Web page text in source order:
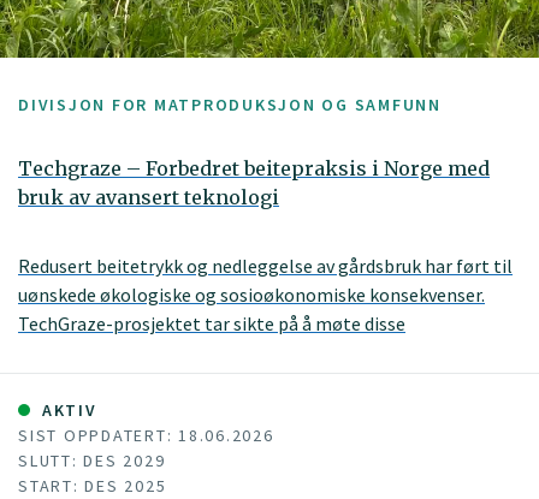
DIVISJON FOR MATPRODUKSJON OG SAMFUNN
Techgraze – Forbedret beitepraksis i Norge med
bruk av avansert teknologi
Redusert beitetrykk og nedleggelse av gårdsbruk har ført til
uønskede økologiske og sosioøkonomiske konsekvenser.
TechGraze-prosjektet tar sikte på å møte disse
Sensing (RS)-teknologier for å forbedre beitebasert
husdyrforvaltning.
AKTIV
SIST OPPDATERT: 18.06.2026
SLUTT: DES 2029
START: DES 2025